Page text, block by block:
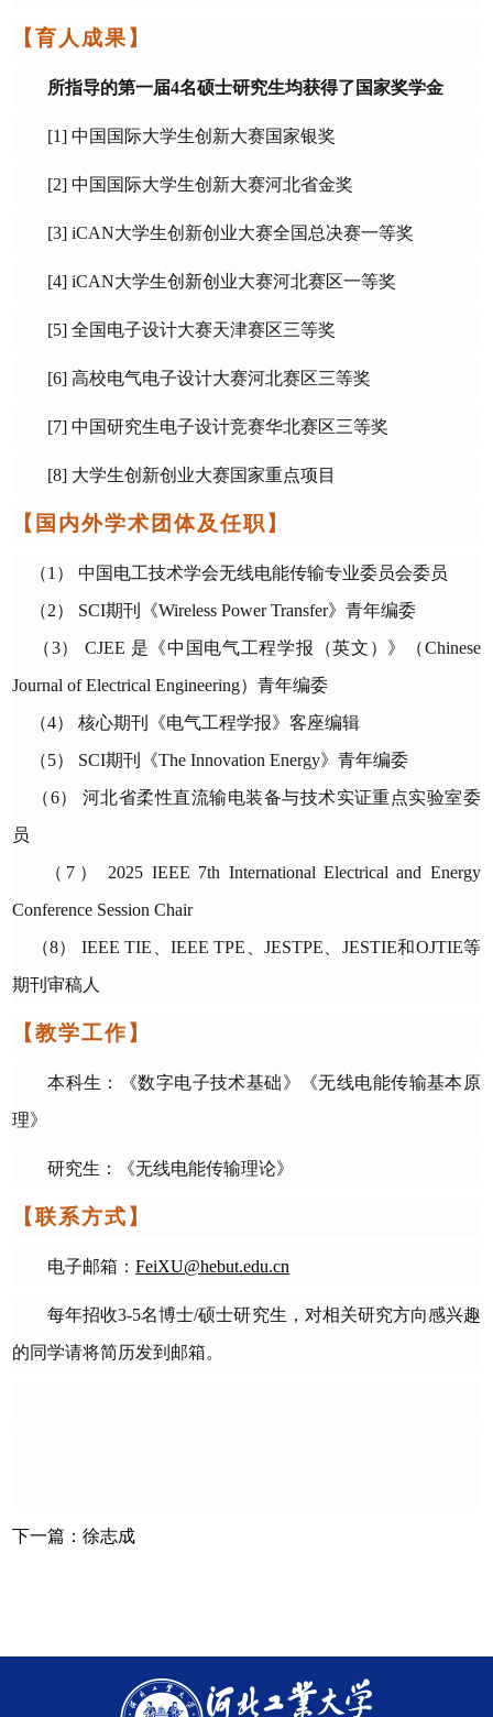
【育人成果 】
所指导的第一届4名硕士研究生均获得了国家奖学金
[1]中国国际大学生创新大赛国家银奖
[2]中国国际大学生创新大赛河北省金奖
[3] iCAN大学生创新创业大赛全国总决赛一等奖
[4] iCAN大学生创新创业大赛河北赛区一等奖
[5]全国电子设计大赛天津赛区三等奖
[6]高校电气电子设计大赛河北赛区三等奖
[7]中国研究生电子设计竞赛华北赛区三等奖
[8] 大学生创新创业大赛国家重点项目
【国内外学术团体及任职】
（1）中国电工技术学会无线电能传输专业委员会委员
（2） SCI期刊《Wireless Power Transfer》青年编委
（3） CJEE 是《中国电气工程学报（英文）》（Chinese
Journal of Electrical Engineering）青年编委
（4）核心期刊《电气工程学报》客座编辑
（5） SCI期刊《The Innovation Energy》青年编委
（6） 河北省柔性直流输电装备与技术实证重点实验室委
员
（7） 2025 IEEE 7th International Electrical and Energy
Conference Session Chair
（8） IEEE TIE 、IEEE TPE 、JESTPE JESTIE和OJTIE等
期刊审稿人
【教学工作】
本科生：《数字电子技术基础》《无线电能传输基本原
理》
研究生：《无线电能传输理论》
【联系方式】
电子邮箱：FeiXU@hebut.edu.cn
每年招收3-5名博士/硕士研究生，对相关研究方向感兴趣
的同学请将简历发到邮箱。
下一篇：徐志成